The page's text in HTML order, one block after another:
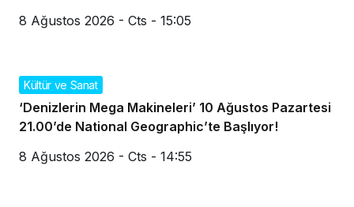
8 Ağustos 2026 - Cts - 15:05
Kültür ve Sanat
‘Denizlerin Mega Makineleri’ 10 Ağustos Pazartesi
21.00’de National Geographic’te Başlıyor!
8 Ağustos 2026 - Cts - 14:55